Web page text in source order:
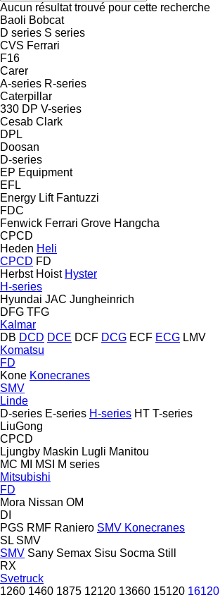
Aucun résultat trouvé pour cette recherche
Baoli Bobcat
D series S series
CVS Ferrari
F16
Carer
A-series R-series
Caterpillar
330 DP V-series
Cesab Clark
DPL
Doosan
D-series
EP Equipment
EFL
Energy Lift Fantuzzi
FDC
Fenwick Ferrari Grove Hangcha
CPCD
Heden Heli
CPCD FD
Herbst Hoist Hyster
H-series
Hyundai JAC Jungheinrich
DFG TFG
Kalmar
DB DCD DCE DCF DCG ECF ECG LMV
Komatsu
FD
Kone Konecranes
SMV
Linde
D-series E-series H-series HT T-series
LiuGong
CPCD
Ljungby Maskin Lugli Manitou
MC MI MSI
M series
Mitsubishi
FD
Mora Nissan OM
DI
PGS RMF Raniero SMV Konecranes
SL SMV
SMV Sany Semax Sisu Socma Still
RX
Svetruck
1260 1460 1875 12120 13660 15120 16120